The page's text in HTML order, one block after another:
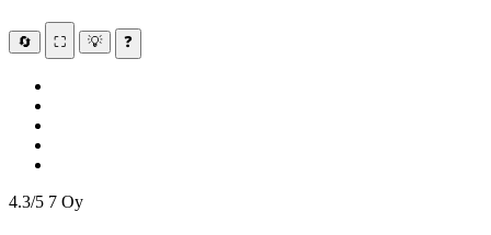
🔄 ⛶ 💡 ❓
4.3/5 7 Oy